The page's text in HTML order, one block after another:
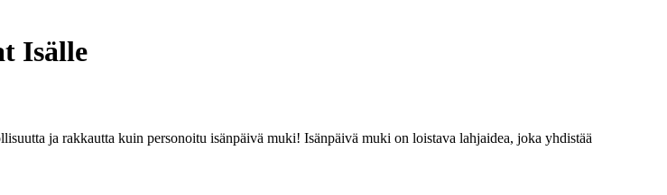
Isälle
ja rakkautta kuin personoitu isänpäivä muki! Isänpäivä muki on loistava lahjaidea, joka yhdistää